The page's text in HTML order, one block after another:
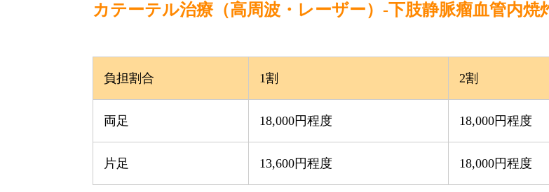
カテーテル治療（高周波・レーザー）-下肢静脈瘤血管内
負担割合 1割 2割
両足 18,000円程度 18,000円程度
片足 13,600円程度 18,000円程度